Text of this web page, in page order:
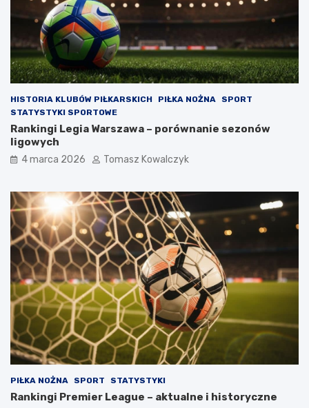
HISTORIA KLUBÓW PIŁKARSKICH PIŁKA NOŻNA
SPORT
STATYSTYKI SPORTOWE
Rankingi Legia Warszawa – porównanie sezonów
ligowych
4 marca 2026 Tomasz Kowalczyk
PIŁKA NOŻNA SPORT STATYSTYKI
Rankingi Premier League – aktualne i historyczne